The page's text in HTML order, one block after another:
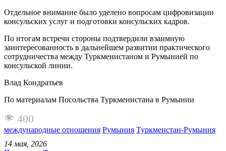
Отдельное внимание было уделено вопросам цифровизации
консульских услуг и подготовки консульских кадров.
По итогам встречи стороны подтвердили взаимную
заинтересованность в дальнейшем развитии практического
сотрудничества между Туркменистаном и Румынией по
консульской линии.
Влад Кондратьев
По материалам Посольства Туркменистана в Румынии
400
международные отношения Румыния Туркменстан-Румыния
14 мая, 2026